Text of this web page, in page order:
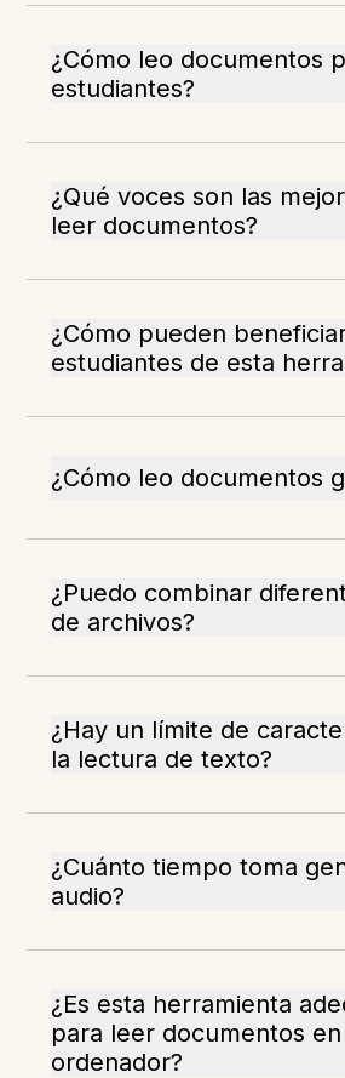
¿Cómo leo documentos
estudiantes?
¿Qué voces son las
leer documentos?
¿Cómo pueden
estudiantes de esta
¿Cómo leo documentos
¿Puedo combinar
de archivos?
¿Hay un límite de
la lectura de texto?
¿Cuánto tiempo toma
audio?
¿Es esta herramienta
para leer documentos
ordenador?